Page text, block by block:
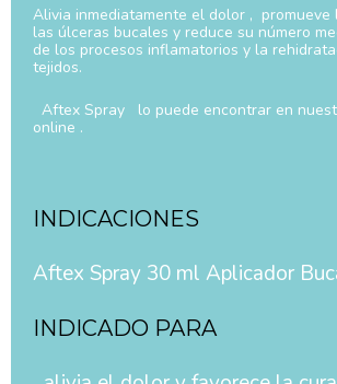
Alivia inmediatamente el dolor , promueve
las úlceras bucales y reduce su número
de los procesos inflamatorios y la
tejidos.
Aftex Spray lo puede encontrar en
online .
INDICACIONES
Aftex Spray 30 ml Aplicador
INDICADO PARA